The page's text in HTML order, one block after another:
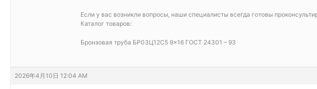
Если у вас возникли вопросы, наши специалисты всегда готовы
Каталог товаров:
Бронзовая труба БР03Ц12С5 9×16 ГОСТ 24301 – 93
2026年4月10日 12:04 AM